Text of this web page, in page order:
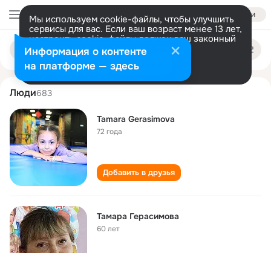
Войти
Мы используем cookie-файлы, чтобы улучшить
сервисы для вас. Если ваш возраст менее 13 лет,
настроить cookie-файлы должен ваш законный
представитель. Больше информации
Разрешить все Настроить
Поиск
людям
tamara gerasimova
Люди683
Tamara Gerasimova
72 года
Добавить в друзья
Тамара Герасимова
60 лет
Информация о контенте
на платформе — здесь